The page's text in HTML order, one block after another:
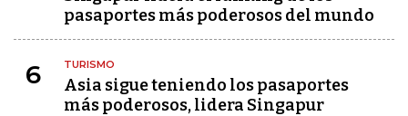
pasaportes más poderosos del mundo
6 TURISMO
Asia sigue teniendo los pasaportes
más poderosos, lidera Singapur